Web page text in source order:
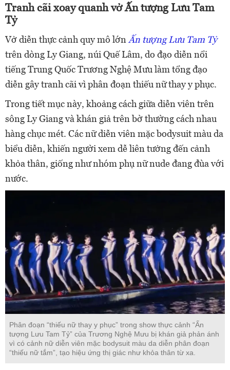
Tranh cãi xoay quanh vở Ấn tượng Lưu Tam
Tỷ
Vở diễn thực cảnh quy mô lớn Ấn tượng Lưu Tam Tỷ
trên dòng Ly Giang, núi Quế Lâm, do đạo diễn nổi
tiếng Trung Quốc Trương Nghệ Mưu làm tổng đạo
diễn gây tranh cãi vì phân đoạn thiếu nữ thay y phục.
Trong tiết mục này, khoảng cách giữa diễn viên trên
sông Ly Giang và khán giả trên bờ thường cách nhau
hàng chục mét. Các nữ diễn viên mặc bodysuit màu da
biểu diễn, khiến người xem dễ liên tưởng đến cảnh
khỏa thân, giống như nhóm phụ nữ nude đang đùa với
nước.
Phân đoạn “thiếu nữ thay y phục” trong show thực cảnh “Ấn
tượng Lưu Tam Tỷ” của Trương Nghệ Mưu bị khán giả phản ánh
vì có cảnh nữ diễn viên mặc bodysuit màu da diễn phân đoạn
“thiếu nữ tắm”, tạo hiệu ứng thị giác như khỏa thân từ xa.